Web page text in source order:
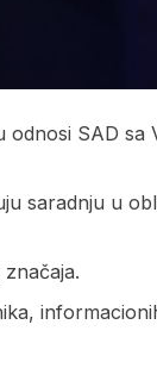
SAD sa
saradnju u